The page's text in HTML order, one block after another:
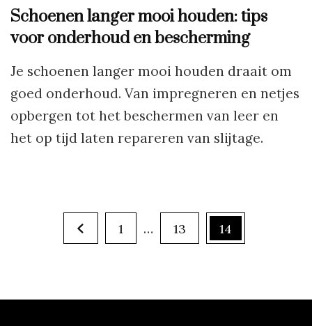
Schoenen langer mooi houden: tips
voor onderhoud en bescherming
Je schoenen langer mooi houden draait om
goed onderhoud. Van impregneren en netjes
opbergen tot het beschermen van leer en
het op tijd laten repareren van slijtage.
Berichten
paginering
Page
1 … Page
13 Page
14